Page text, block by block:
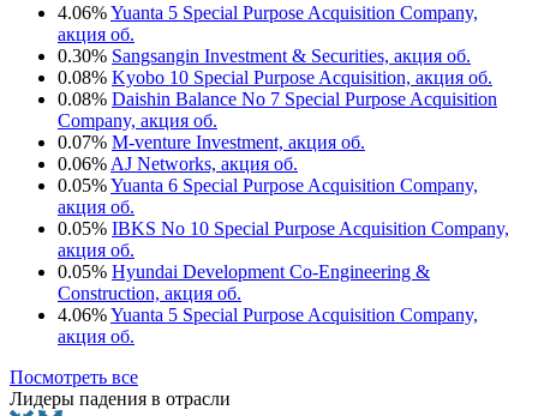
4.06%Yuanta 5 Special Purpose Acquisition Company,
акция об.
0.30% Sangsangin Investment & Securities, акция об.
0.08% Kyobo 10 Special Purpose Acquisition, акция об.
0.08% Daishin Balance No 7 Special Purpose Acquisition
Company, акция об.
0.07% M-venture Investment, акция об.
0.06% AJ Networks, акция об.
0.05%Yuanta 6 Special Purpose Acquisition Company,
акция об.
0.05% IBKS No 10 Special Purpose Acquisition Company,
акция об.
0.05% Hyundai Development Co-Engineering &
Construction, акция об.
4.06%Yuanta 5 Special Purpose Acquisition Company,
акция об.
Посмотреть все
Лидеры падения в отрасли